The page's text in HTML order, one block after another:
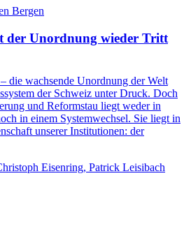
der Unordnung wieder Tritt
die wachsende Unordnung der Welt
der Schweiz unter Druck. Doch
und Reformstau liegt weder in
in einem Systemwechsel. Sie liegt in
unserer Institutionen: der
Eisenring, Patrick Leisibach